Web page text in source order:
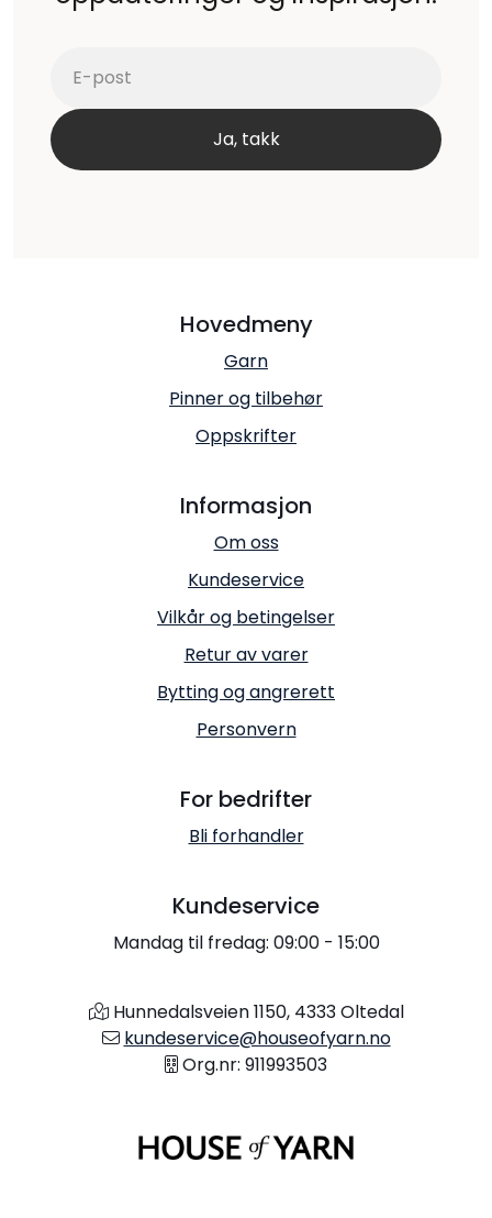
Hovedmeny
Garn
Pinner og tilbehør
Oppskrifter
Informasjon
Om oss
Kundeservice
Vilkår og betingelser
Retur av varer
Bytting og angrerett
Personvern
For bedrifter
Bli forhandler
Kundeservice
Mandag til fredag: 09:00 - 15:00
Hunnedalsveien 1150, 4333 Oltedal
kundeservice@houseofyarn.no
Org.nr: 911993503